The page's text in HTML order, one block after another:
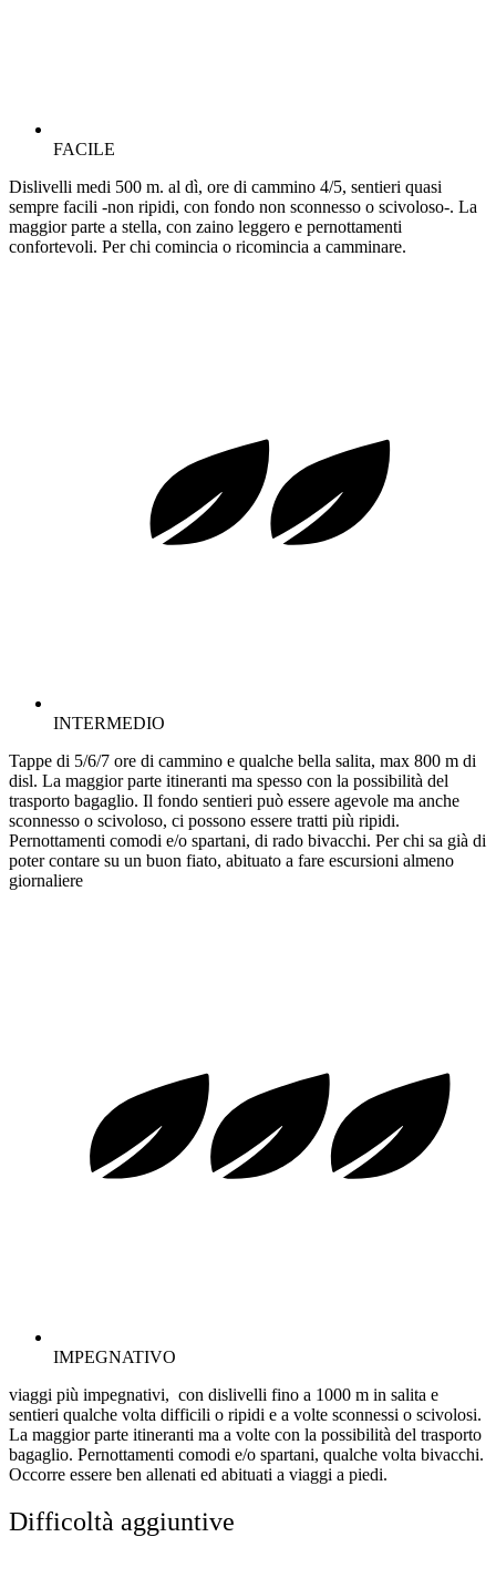
FACILE
Dislivelli medi 500 m. al dì, ore di cammino 4/5, sentieri quasi
sempre facili -non ripidi, con fondo non sconnesso o scivoloso-. La
maggior parte a stella, con zaino leggero e pernottamenti
confortevoli. Per chi comincia o ricomincia a camminare.
INTERMEDIO
Tappe di 5/6/7 ore di cammino e qualche bella salita, max 800 m di
disl. La maggior parte itineranti ma spesso con la possibilità del
trasporto bagaglio. Il fondo sentieri può essere agevole ma anche
sconnesso o scivoloso, ci possono essere tratti più ripidi.
Pernottamenti comodi e/o spartani, di rado bivacchi. Per chi sa già di
poter contare su un buon fiato, abituato a fare escursioni almeno
giornaliere
IMPEGNATIVO
viaggi più impegnativi, con dislivelli fino a 1000 m in salita e
sentieri qualche volta difficili o ripidi e a volte sconnessi o scivolosi.
La maggior parte itineranti ma a volte con la possibilità del trasporto
bagaglio. Pernottamenti comodi e/o spartani, qualche volta bivacchi.
Occorre essere ben allenati ed abituati a viaggi a piedi.
Difficoltà aggiuntive